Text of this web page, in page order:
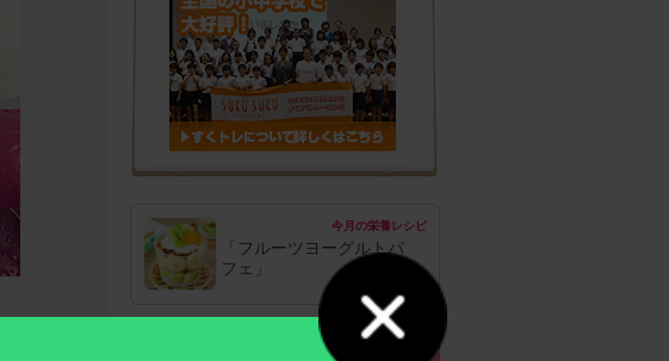
今月の栄養レシピ
「フルーツヨーグルトパ
フェ」